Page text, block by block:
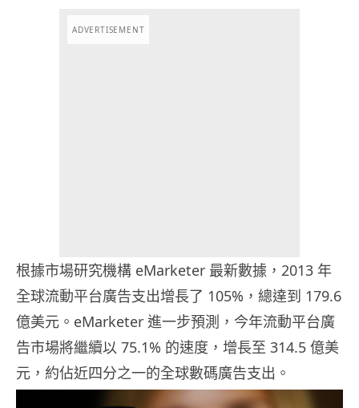
ADVERTISEMENT
根據市場研究機構 eMarketer 最新數據，2013 年
全球流動平台廣告支出增長了 105%，總達到 179.6
億美元。eMarketer 進一步預測，今年流動平台廣
告市場將繼續以 75.1% 的速度，增長至 314.5 億美
元，約佔近四分之一的全球數碼廣告支出。